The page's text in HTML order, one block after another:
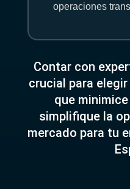
operaciones
Contar con
crucial para
que
simplifique la
mercado para tu